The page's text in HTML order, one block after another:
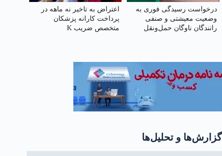
درخواست رسیدگی فوری به
وضعیت معیشتی و صنفی
رانندگان ناوگان حمل‌ونقل
اعتراض به تاخیر نه ماهه در
پرداخت کارانه پزشکان
متخصص ضریب K
گزارش‌ها و تحلیل‌ها